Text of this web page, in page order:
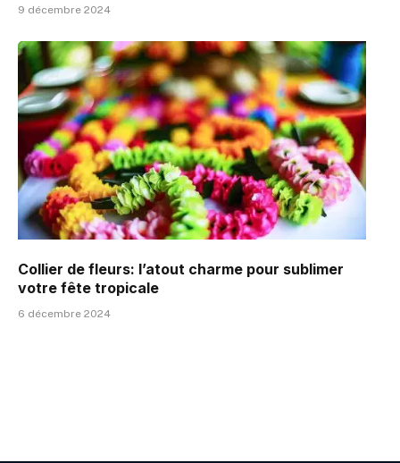
9 décembre 2024
Collier de fleurs: l’atout charme pour sublimer
votre fête tropicale
6 décembre 2024